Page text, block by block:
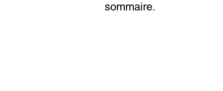
sommaire.